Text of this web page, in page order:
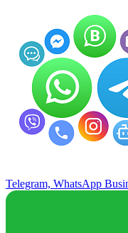
Telegram, WhatsApp